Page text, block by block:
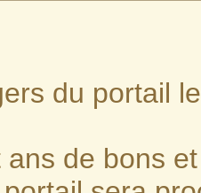
du portail
de bons